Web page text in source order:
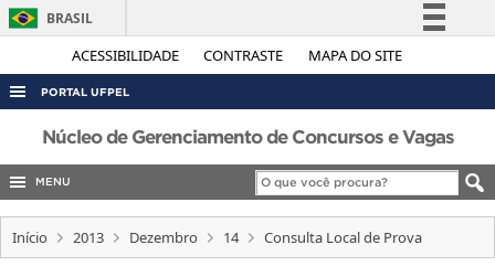
ACESSIBILIDADE CONTRASTE MAPA DO SITE
BRASIL
Simplifique!
Legislação
Canais
PORTAL UFPEL
ACESSO À INFORMAÇÃO
AUDITORIA
CONCURSOS
Núcleo de Gerenciamento de Concursos e Vagas
MENU
Início 2013 Dezembro 14 Consulta Local de Prova